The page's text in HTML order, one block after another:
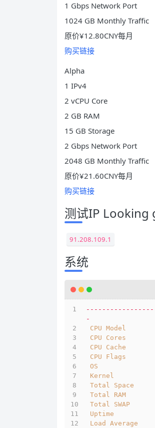
1 Gbps Network Port
1024 GB Monthly Traffic
原价¥12.80CNY每月
购买链接
Alpha
1 IPv4
2 vCPU Core
2 GB RAM
15 GB Storage
2 Gbps Network Port
2048 GB Monthly Traffic
原价¥21.60CNY每月
购买链接
测试IP Looking
91.208.109.1
系统
-
CPU Model
CPU Cores
CPU Cache
CPU Flags
OS
Kernel
Total Space
Total RAM
Total SWAP
Uptime
Load Average